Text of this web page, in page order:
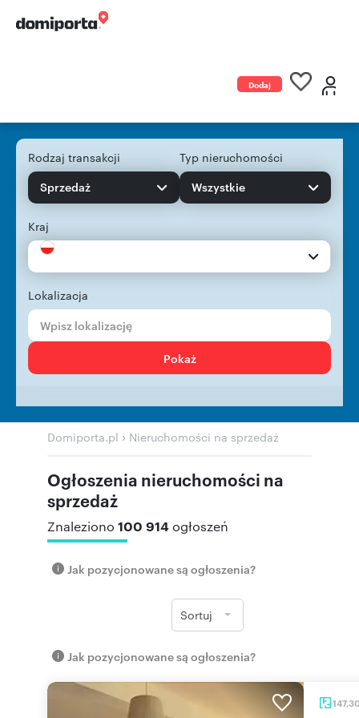
Dodaj
Rodzaj transakcji
Sprzedaż
Typ nieruchomości
Wszystkie
Kraj
Lokalizacja
Pokaż
Domiporta.pl › Nieruchomości na sprzedaż
Ogłoszenia nieruchomości na
sprzedaż
Znaleziono 100 914ogłoszeń
Jak pozycjonowane są ogłoszenia?
Sortuj
Jak pozycjonowane są ogłoszenia?